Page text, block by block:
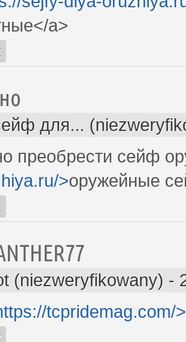
a>
для...
преобрести сейф
>оружейные
(niezweryfikowany) -
tcpridemag.com/